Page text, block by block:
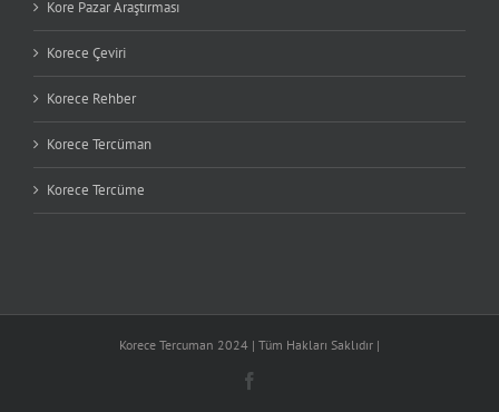
Kore Pazar Araştırması
Korece Çeviri
Korece Rehber
Korece Tercüman
Korece Tercüme
Korece Tercuman 2024 | Tüm Hakları Saklıdır |